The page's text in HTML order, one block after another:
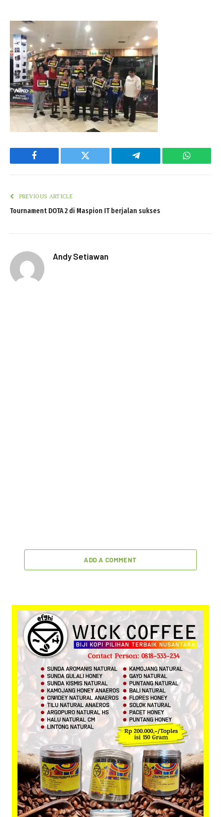
Facebook Twitter Telegram
PREVIOUS ARTICLE
Tournament DOTA 2 di Maspion IT berjalan sukses
Andy Setiawan
ADD A COMMENT